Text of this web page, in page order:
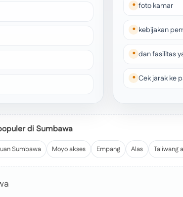
foto kamar
kebijakan
dan fasilitas
Cek jarak ke
di Sumbawa
Sumbawa Moyo akses Empang Alas Taliwang